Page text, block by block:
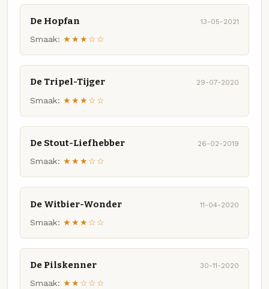
De Hopfan 13-05-2021
Smaak: ★★★☆☆
De Tripel-Tijger 29-07-2020
Smaak: ★★★☆☆
De Stout-Liefhebber 26-02-2019
Smaak: ★★★☆☆
De Witbier-Wonder 11-04-2020
Smaak: ★★★☆☆
De Pilskenner 30-11-2020
Smaak: ★★☆☆☆